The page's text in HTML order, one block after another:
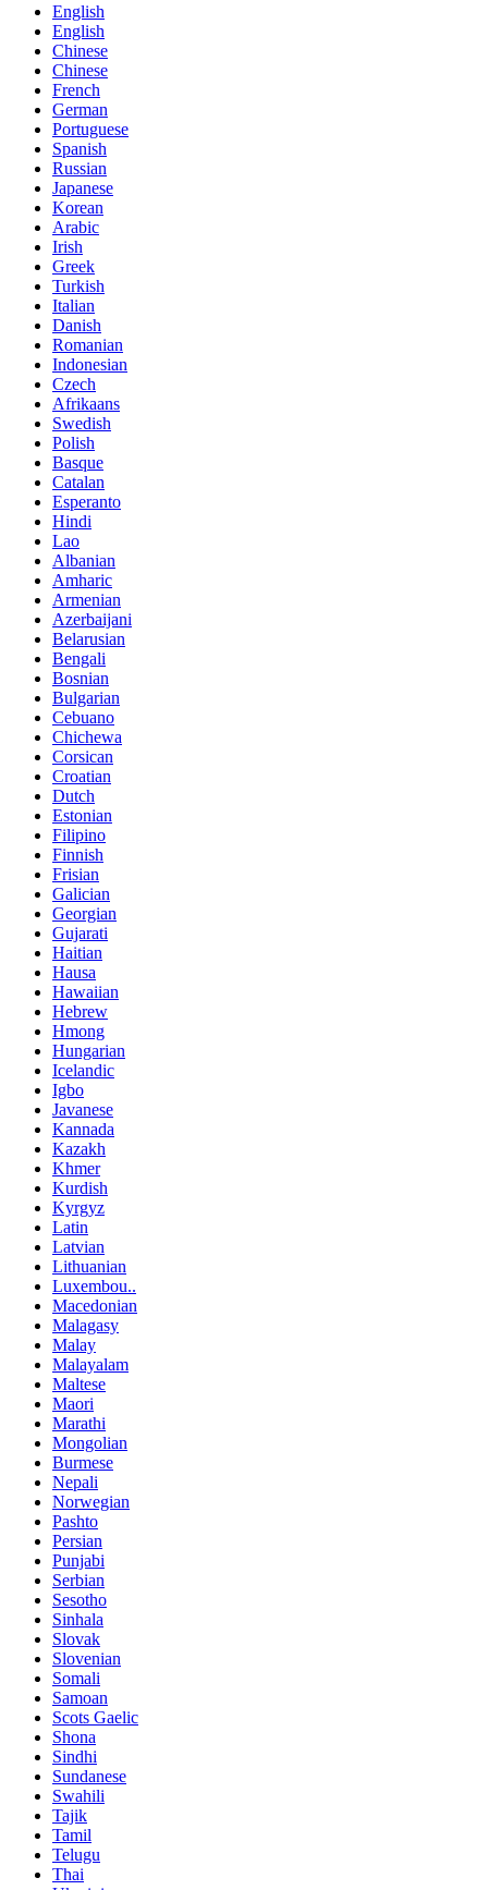
English
English
Chinese
Chinese
French
German
Portuguese
Spanish
Russian
Japanese
Korean
Arabic
Irish
Greek
Turkish
Italian
Danish
Romanian
Indonesian
Czech
Afrikaans
Swedish
Polish
Basque
Catalan
Esperanto
Hindi
Lao
Albanian
Amharic
Armenian
Azerbaijani
Belarusian
Bengali
Bosnian
Bulgarian
Cebuano
Chichewa
Corsican
Croatian
Dutch
Estonian
Filipino
Finnish
Frisian
Galician
Georgian
Gujarati
Haitian
Hausa
Hawaiian
Hebrew
Hmong
Hungarian
Icelandic
Igbo
Javanese
Kannada
Kazakh
Khmer
Kurdish
Kyrgyz
Latin
Latvian
Lithuanian
Luxembou..
Macedonian
Malagasy
Malay
Malayalam
Maltese
Maori
Marathi
Mongolian
Burmese
Nepali
Norwegian
Pashto
Persian
Punjabi
Serbian
Sesotho
Sinhala
Slovak
Slovenian
Somali
Samoan
Scots Gaelic
Shona
Sindhi
Sundanese
Swahili
Tajik
Tamil
Telugu
Thai